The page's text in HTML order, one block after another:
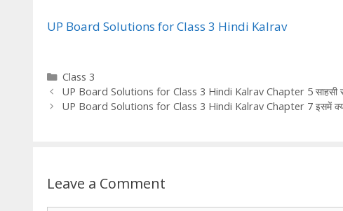
UP Board Solutions for Class 3 Hindi Kalrav
Categories
Class 3
UP Board Solutions for Class 3 Hindi Kalrav Chapter 5 साहसी
UP Board Solutions for Class 3 Hindi Kalrav Chapter 7 इसमें
Leave a Comment